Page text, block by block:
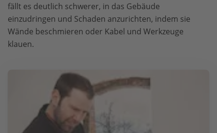
fällt es deutlich schwerer, in das Gebäude
einzudringen und Schaden anzurichten, indem sie
Wände beschmieren oder Kabel und Werkzeuge
klauen.